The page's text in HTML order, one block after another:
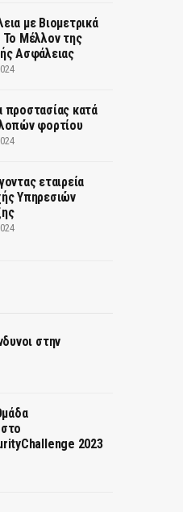
με Βιομετρικά
Μέλλον της
Ασφάλειας
προστασίας κατά
φορτίου
εταιρεία
Υπηρεσιών
στην
2023